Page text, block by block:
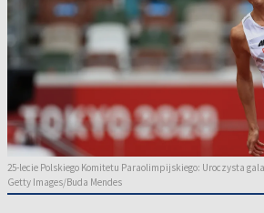
25-lecie Polskiego Komitetu Paraolimpijskiego: Uroczysta
Getty Images/Buda Mendes